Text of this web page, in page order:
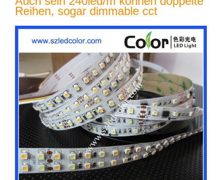
Reihen, sogar dimmable cct